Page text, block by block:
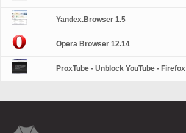
Yandex.Browser 1.5
Opera Browser 12.14
ProxTube - Unblock YouTube - Firefox